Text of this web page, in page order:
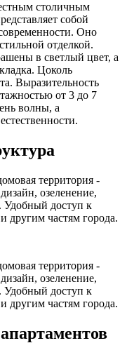
столичным
собой
Оно
отделкой.
в светлый цвет, а
Цоколь
Выразительность
от 3 до 7
волны, а
территория -
озеленение,
Удобный доступ к
другим частям города.
территория -
озеленение,
Удобный доступ к
другим частям города.